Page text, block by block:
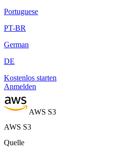
Portuguese
PT-BR
German
DE
Kostenlos starten
Anmelden
AWS S3
AWS S3
Quelle